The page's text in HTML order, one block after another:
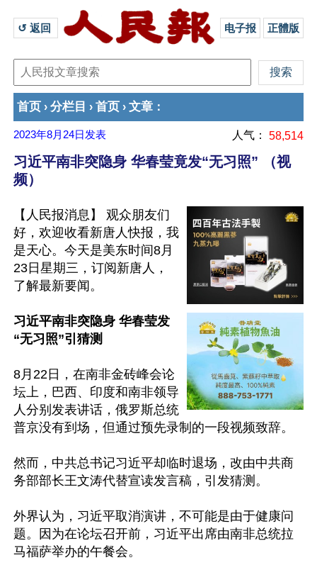
↺ 返回 电子报 正體版
首页 › 分栏目 › 首页 › 文章 ：
2023年8月24日 发表 人气： 58,514
习近平南非突隐身 华春莹竟发“无习照” （视
频）
【人民报消息】 观众朋友们
好，欢迎收看新唐人快报，我
是天心。今天是美东时间8月
23日星期三，订阅新唐人，
了解最新要闻。
习近平南非突隐身 华春莹发
“无习照”引猜测
8月22日，在南非金砖峰会论
坛上，巴西、印度和南非领导
人分别发表讲话，俄罗斯总统
普京没有到场，但通过预先录制的一段视频致辞。
然而，中共总书记习近平却临时退场，改由中共商
务部部长王文涛代替宣读发言稿，引发猜测。
外界认为，习近平取消演讲，不可能是由于健康问
题。因为在论坛召开前，习近平出席由南非总统拉
马福萨举办的午餐会。